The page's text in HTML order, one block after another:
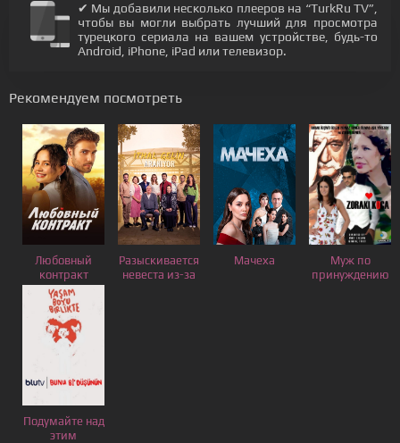
✔ Мы добавили несколько плееров на “TurkRu TV”,
чтобы вы могли выбрать лучший для просмотра
турецкого сериала на вашем устройстве, будь-то
Android, iPhone, iPad или телевизор.
Рекомендуем посмотреть
Любовный
контракт
Разыскивается
невеста из-за
Мачеха
Муж по
принуждению
Подумайте над
этим